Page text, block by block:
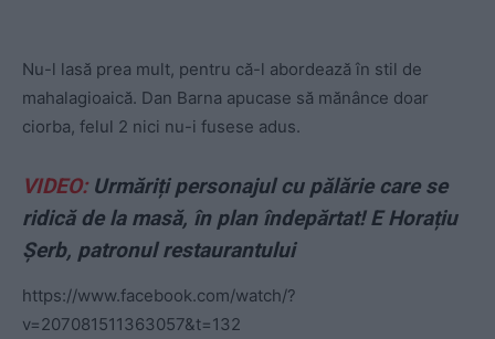
Nu-l lasă prea mult, pentru că-l abordează în stil de
mahalagioaică. Dan Barna apucase să mănânce doar
ciorba, felul 2 nici nu-i fusese adus.
VIDEO:Urmăriți personajul cu pălărie care se
ridică de la masă, în plan îndepărtat! E Horațiu
Șerb, patronul restaurantului
https://www.facebook.com/watch/?
v=207081511363057&t=132